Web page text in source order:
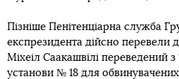
Пізніше Пенітенціарна служба
експрезидента дійсно перевели
Міхеіл Саакашвілі переведений з
установи № 18 для